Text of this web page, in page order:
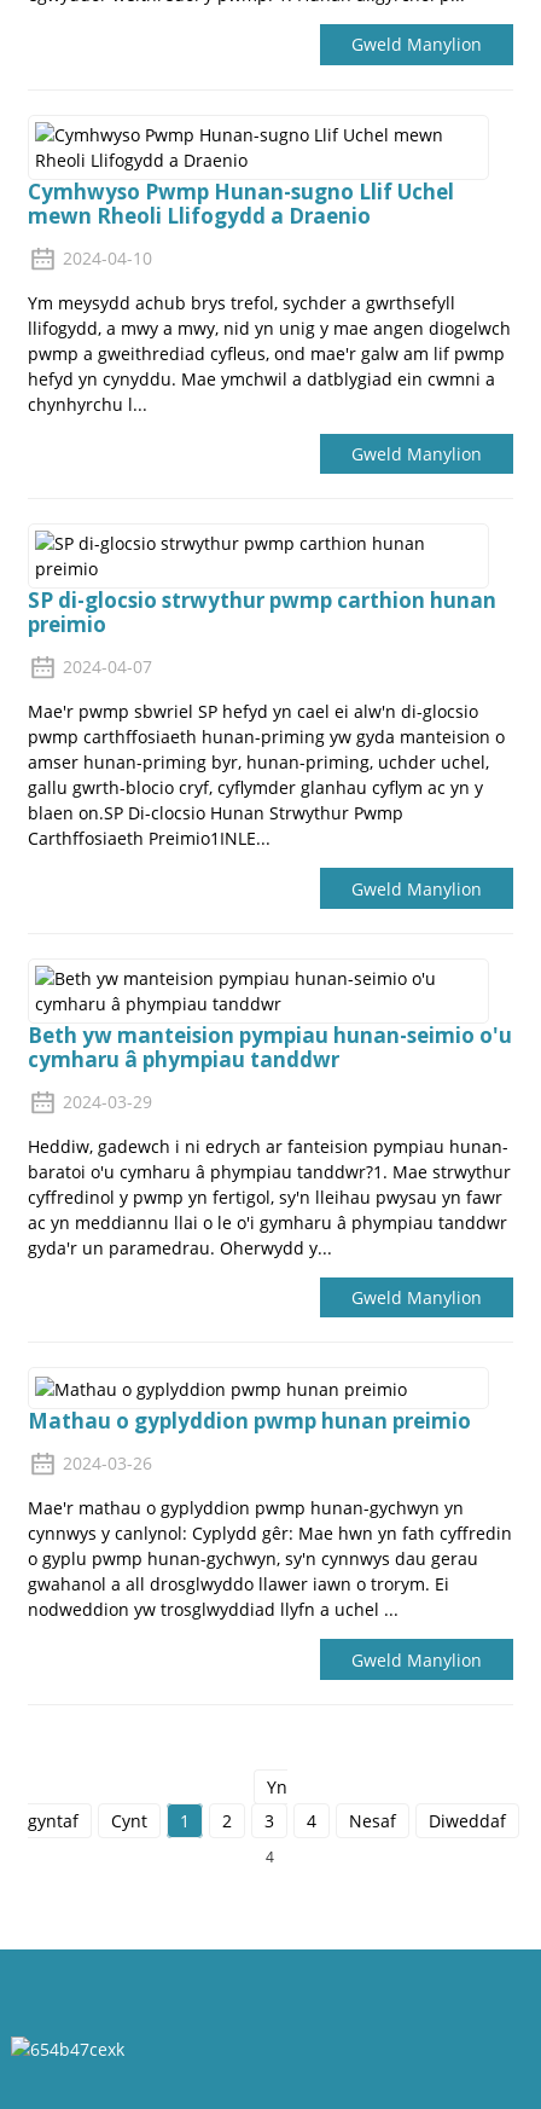
Gweld Manylion
Cymhwyso Pwmp Hunan-sugno Llif Uchel
mewn Rheoli Llifogydd a Draenio
2024-04-10
Ym meysydd achub brys trefol, sychder a gwrthsefyll
llifogydd, a mwy a mwy, nid yn unig y mae angen diogelwch
pwmp a gweithrediad cyfleus, ond mae'r galw am lif pwmp
hefyd yn cynyddu. Mae ymchwil a datblygiad ein cwmni a
chynhyrchu l...
Gweld Manylion
SP di-glocsio strwythur pwmp carthion hunan
preimio
2024-04-07
Mae'r pwmp sbwriel SP hefyd yn cael ei alw'n di-glocsio
pwmp carthffosiaeth hunan-priming yw gyda manteision o
amser hunan-priming byr, hunan-priming, uchder uchel,
gallu gwrth-blocio cryf, cyflymder glanhau cyflym ac yn y
blaen on.SP Di-clocsio Hunan Strwythur Pwmp
Carthffosiaeth Preimio1INLE...
Gweld Manylion
Beth yw manteision pympiau hunan-seimio o'u
cymharu â phympiau tanddwr
2024-03-29
Heddiw, gadewch i ni edrych ar fanteision pympiau hunan-
baratoi o'u cymharu â phympiau tanddwr?1. Mae strwythur
cyffredinol y pwmp yn fertigol, sy'n lleihau pwysau yn fawr
ac yn meddiannu llai o le o'i gymharu â phympiau tanddwr
gyda'r un paramedrau. Oherwydd y...
Gweld Manylion
Mathau o gyplyddion pwmp hunan preimio
2024-03-26
Mae'r mathau o gyplyddion pwmp hunan-gychwyn yn
cynnwys y canlynol: Cyplydd gêr: Mae hwn yn fath cyffredin
o gyplu pwmp hunan-gychwyn, sy'n cynnwys dau gerau
gwahanol a all drosglwyddo llawer iawn o trorym. Ei
nodweddion yw trosglwyddiad llyfn a uchel ...
Gweld Manylion
Yn
gyntaf
Cynt 1 2 3 4 Nesaf Diweddaf
4